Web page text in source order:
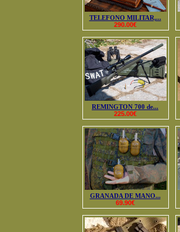
TELEFONO MILITAR,...
290.00€
REMINGTON 700 de...
225.00€
GRANADA DE MANO...
69.90€